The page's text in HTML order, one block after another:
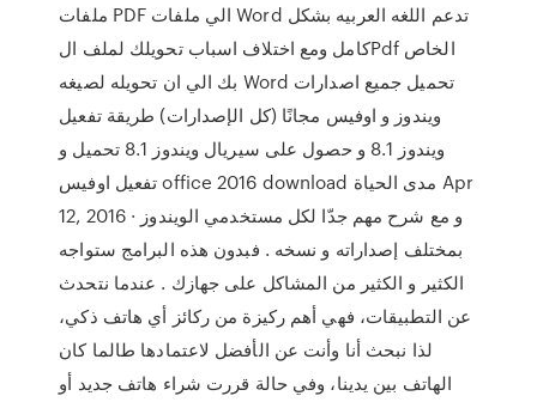
ملفات PDF الي ملفات Word تدعم اللغه العربيه بشكل
كامل ومع اختلاف اسباب تحويلك لملف الPdf الخاص
بك الي ان تحويله لصيغه Word تحميل جميع اصدارات
ويندوز و اوفيس مجانًا (كل الإصدارات) طريقة تفعيل
ويندوز 8.1 و حصول على سيريال ويندوز 8.1 تحميل و
تفعيل اوفيس office 2016 download مدى الحياة Apr
12, 2016 · و مع شرح مهم جدّا لكل مستخدمي الويندوز
بمختلف إصداراته و نسخه . فبدون هذه البرامج ستواجه
الكثير و الكثير من المشاكل على جهازك . عندما نتحدث
عن التطبيقات، فهي أهم ركيزة من ركائز أي هاتف ذكي،
لذا نبحث أنا وأنت عن الأفضل لاعتمادها طالما كان
الهاتف بين يدينا، وفي حالة قررت شراء هاتف جديد أو